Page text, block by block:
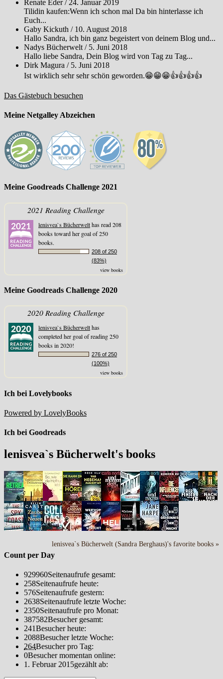
Renate Eder/ 24. Januar 2019
Tilidin kaufen:Wenn ich schon mal Da bin hinterlasse ich
Euch...
Gaby Kickuth / 10. August 2018
Hallo Sandra, ich bin ganz begeistert von deinem Blog und...
Nadys Bücherwelt / 5. Juni 2018
Hallo liebe Sandra, Dein Blog wird von Tag zu Tag...
Dirk Magura / 5. Juni 2018
Ist wirklich sehr sehr schön geworden.😁😁😁👍👍👍👍
Das Gästebuch besuchen
Meine Netgalley Abzeichen
Meine Goodreads Challenge 2021
2021 Reading Challenge
lenisvea`s Bücherwelthas read 208
books toward her goal of 250
books.
208 of 250
(83%)
view books
Meine Goodreads Challenge 2020
2020 Reading Challenge
lenisvea`s Bücherwelthas
completed her goal of reading 250
books in 2020!
276 of 250
(100%)
view books
Ich bei Lovelybooks
Powered by LovelyBooks
Ich bei Goodreads
lenisvea`s Bücherwelt's books
lenisvea`s Bücherwelt (Sandra Berghaus)'s favorite books »
Count per Day
929960Seitenaufrufe gesamt:
258Seitenaufrufe heute:
576Seitenaufrufe gestern:
2638Seitenaufrufe letzte Woche:
2350Seitenaufrufe pro Monat:
387582Besucher gesamt:
241Besucher heute:
2088Besucher letzte Woche:
264Besucher pro Tag:
0Besucher momentan online:
1. Februar 2015gezählt ab: